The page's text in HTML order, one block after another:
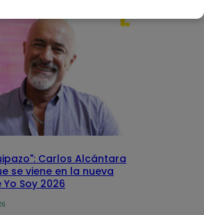
Carlos Alcántara
se viene en la nueva
Soy 2026